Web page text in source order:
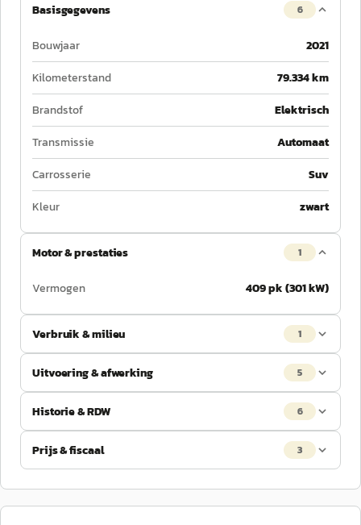
Basisgegevens 6
Bouwjaar
2021
Kilometerstand
79.334 km
Brandstof
Elektrisch
Transmissie
Automaat
Carrosserie
Suv
Kleur
zwart
Motor & prestaties 1
Vermogen 409 pk (301 kW)
Verbruik & milieu 1
Uitvoering & afwerking 5
Historie & RDW 6
Prijs & fiscaal 3